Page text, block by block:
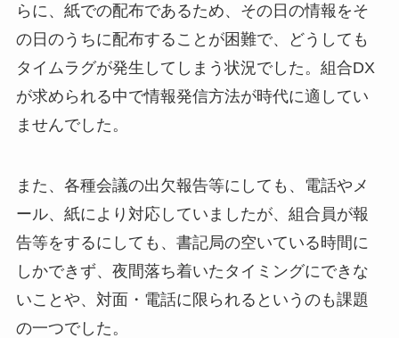
らに、紙での配布であるため、その日の情報をそ
の日のうちに配布することが困難で、どうしても
タイムラグが発生してしまう状況でした。組合DX
が求められる中で情報発信方法が時代に適してい
ませんでした。
また、各種会議の出欠報告等にしても、電話やメ
ール、紙により対応していましたが、組合員が報
告等をするにしても、書記局の空いている時間に
しかできず、夜間落ち着いたタイミングにできな
いことや、対面・電話に限られるというのも課題
の一つでした。